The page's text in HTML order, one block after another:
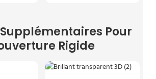
Pour
Rigide